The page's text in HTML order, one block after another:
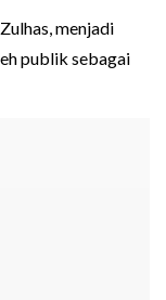
menjadi
publik sebagai